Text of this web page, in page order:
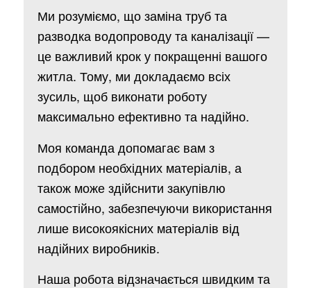
Ми розуміємо, що заміна труб та
разводка водопроводу та каналізації —
це важливий крок у покращенні вашого
житла. Тому, ми докладаємо всіх
зусиль, щоб виконати роботу
максимально ефективно та надійно.
Моя команда допомагає вам з
подбором необхідних матеріалів, а
також може здійснити закупівлю
самостійно, забезпечуючи використання
лише високоякісних матеріалів від
надійних виробників.
Наша робота відзначається швидким та